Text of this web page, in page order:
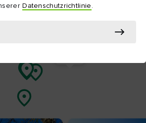
Datenschutzrichtlinie